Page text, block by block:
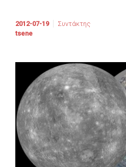
2012-07-19
Συντάκτης
tsene